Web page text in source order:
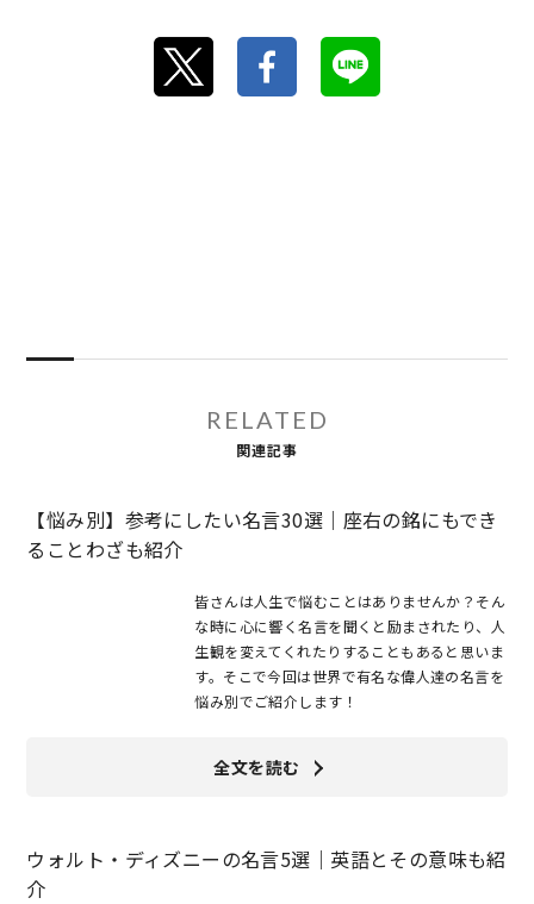
RELATED
関連記事
【悩み別】参考にしたい名言30選｜座右の銘にもでき
ることわざも紹介
皆さんは人生で悩むことはありませんか？そん
な時に心に響く名言を聞くと励まされたり、人
生観を変えてくれたりすることもあると思いま
す。そこで今回は世界で有名な偉人達の名言を
悩み別でご紹介します！
全文を読む
ウォルト・ディズニーの名言5選｜英語とその意味も紹
介